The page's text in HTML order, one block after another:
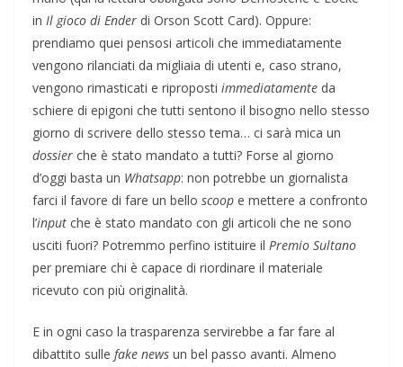
in Il gioco di Ender di Orson Scott Card). Oppure:
prendiamo quei pensosi articoli che immediatamente
vengono rilanciati da migliaia di utenti e, caso strano,
vengono rimasticati e riproposti immediatamente da
schiere di epigoni che tutti sentono il bisogno nello stesso
giorno di scrivere dello stesso tema… ci sarà mica un
dossier che è stato mandato a tutti? Forse al giorno
d’oggi basta un Whatsapp: non potrebbe un giornalista
farci il favore di fare un bello scoop e mettere a confronto
l’input che è stato mandato con gli articoli che ne sono
usciti fuori? Potremmo perfino istituire il Premio Sultano
per premiare chi è capace di riordinare il materiale
ricevuto con più originalità.
E in ogni caso la trasparenza servirebbe a far fare al
dibattito sulle fake news un bel passo avanti. Almeno